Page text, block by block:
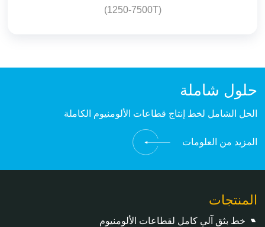
(1250-7500T)
حلول شاملة
الحل الشامل لخط إنتاج قطاعات الألومنيوم الكاملة
المزيد من العلومات
المنتجات
خط بثق آلي كامل لقطاعات الألومنيوم